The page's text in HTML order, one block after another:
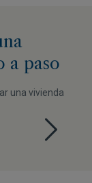
a paso
una vivienda